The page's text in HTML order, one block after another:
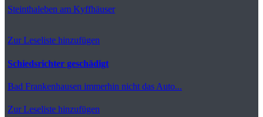
Steinthaleben am Kyffhäuser
Zur Leseliste hinzufügen
Schiedsrichter geschädigt
Bad Frankenhausen immerhin nicht das Auto...
Zur Leseliste hinzufügen